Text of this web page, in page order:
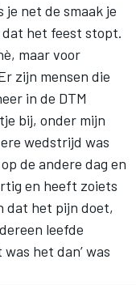
je net de smaak je
het feest stopt.
maar voor
zijn mensen die
in de DTM
bij, onder mijn
wedstrijd was
de andere dag en
en heeft zoiets
dat het pijn doet,
leefde
het dan’ was